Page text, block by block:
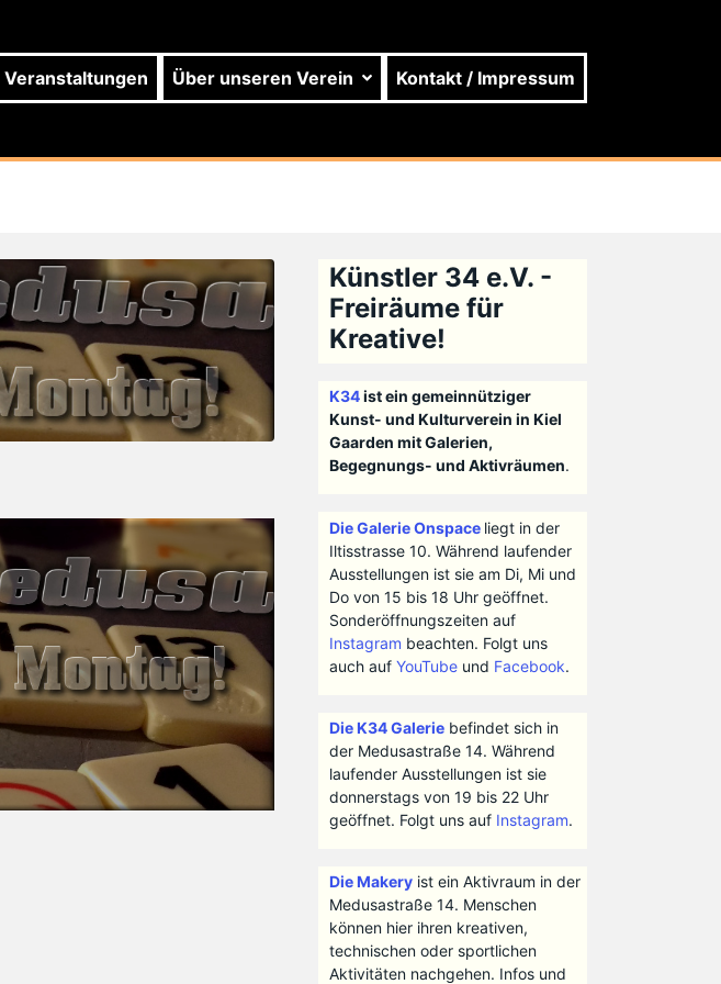
Veranstaltungen Über unseren Verein Kontakt / Impressum
Künstler 34 e.V. -
Freiräume für
Kreative!
K34ist ein gemeinnütziger
Kunst- und Kulturverein in Kiel
Gaarden mit Galerien,
Begegnungs- und Aktivräumen.
Die Galerie Onspace liegt in der
Iltisstrasse 10. Während laufender
Ausstellungen ist sie am Di, Mi und
Do von 15 bis 18 Uhr geöffnet.
Sonderöffnungszeiten auf
Instagram beachten. Folgt uns
auch auf YouTubeund Facebook.
Die K34 Galeriebefindet sich in
der Medusastraße 14. Während
laufender Ausstellungen ist sie
donnerstags von 19 bis 22 Uhr
geöffnet. Folgt uns auf Instagram.
Die Makeryist ein Aktivraum in der
Medusastraße 14. Menschen
können hier ihren kreativen,
technischen oder sportlichen
Aktivitäten nachgehen. Infos und